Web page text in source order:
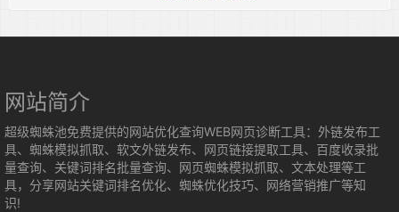
网站简介
超级蜘蛛池免费提供的网站优化查询WEB网页诊断工具：外链发布工
具、蜘蛛模拟抓取、软文外链发布、网页链接提取工具、百度收录批
量查询、关键词排名批量查询、网页蜘蛛模拟抓取、文本处理等工
具，分享网站关键词排名优化、蜘蛛优化技巧、网络营销推广等知
识!